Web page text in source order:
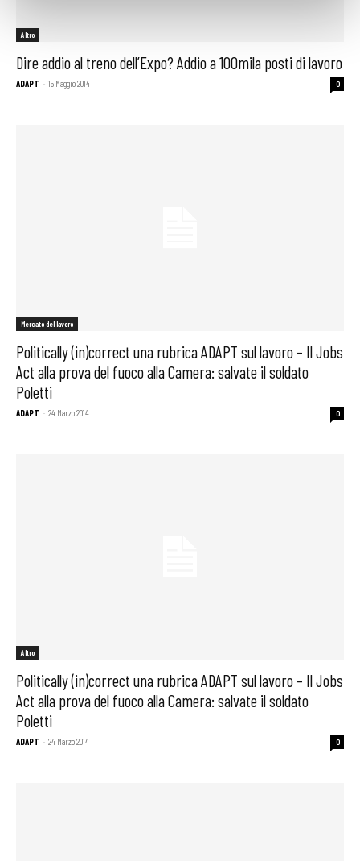
Altro
Dire addio al treno dell’Expo? Addio a 100mila posti di lavoro
ADAPT - 15 Maggio 2014 0
Mercato del lavoro
Politically (in)correct una rubrica ADAPT sul lavoro – Il Jobs
Act alla prova del fuoco alla Camera: salvate il soldato
Poletti
ADAPT - 24 Marzo 2014 0
Altro
Politically (in)correct una rubrica ADAPT sul lavoro – Il Jobs
Act alla prova del fuoco alla Camera: salvate il soldato
Poletti
ADAPT - 24 Marzo 2014 0